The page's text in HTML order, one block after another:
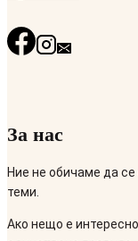
За нас
Ние не обичаме да
теми.
Ако нещо е